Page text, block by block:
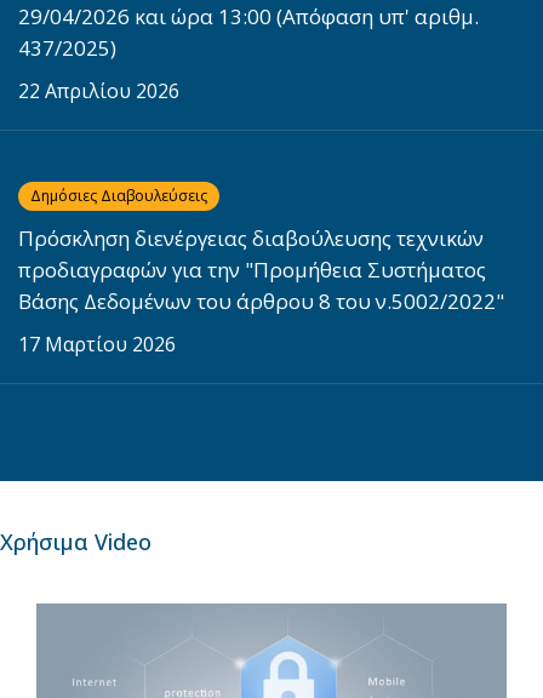
29/04/2026 και ώρα 13:00 (Απόφαση υπ' αριθμ.
437/2025)
22 Απριλίου 2026
Δημόσιες Διαβουλεύσεις
Πρόσκληση διενέργειας διαβούλευσης τεχνικών
προδιαγραφών για την "Προμήθεια Συστήματος
Βάσης Δεδομένων του άρθρου 8 του ν.5002/2022"
17 Μαρτίου 2026
Χρήσιμα Video